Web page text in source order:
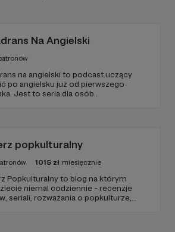
Na Angielski
na angielski to podcast uczący
po angielsku już od pierwszego
Jest to seria dla osób
odcinka co czwartek.
popkulturalny
1015 zł miesięcznie
Popkulturalny to blog na którym
niemal codziennie - recenzje
seriali, rozważania o popkulturze,